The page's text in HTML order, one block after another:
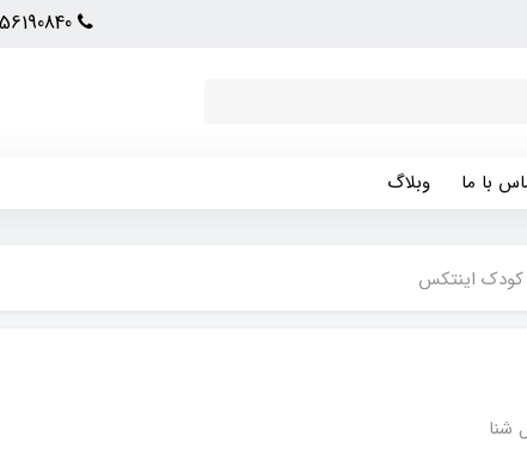
02156190840
با ما وبلاگ
کودک اینتکس
شنا